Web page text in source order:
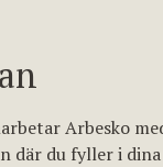
Arbesko
där du fyller i